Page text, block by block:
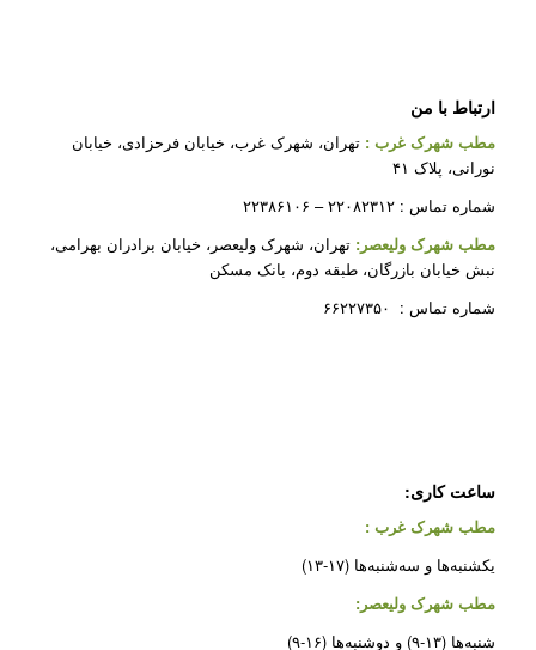
ارتباط با من
مطب شهرک غرب : تهران، شهرک غرب، خیابان فرحزادی، خیابان
نورانی، پلاک ۴۱
شماره تماس : ۲۲۰۸۲۳۱۲ – ۲۲۳۸۶۱۰۶
مطب شهرک ولیعصر: تهران، شهرک ولیعصر، خیابان برادران بهرامی،
نبش خیابان بازرگان، طبقه دوم، بانک مسکن
شماره تماس : ۶۶۲۲۷۳۵۰
ساعت کاری:
مطب شهرک غرب :
یکشنبه‌ها و سه‌شنبه‌ها (۱۷-۱۳)
مطب شهرک ولیعصر:
شنبه‌ها (۱۳-۹) و دوشنبه‌ها (۱۶-۹)